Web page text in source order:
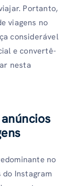
Portanto,
viagens no
considerável
e convertê-
nesta
no
do Instagram